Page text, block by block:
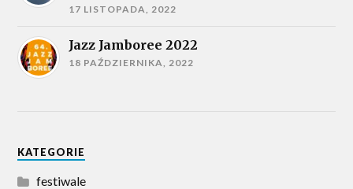
17 LISTOPADA, 2022
Jazz Jamboree 2022
18 PAŹDZIERNIKA, 2022
KATEGORIE
festiwale